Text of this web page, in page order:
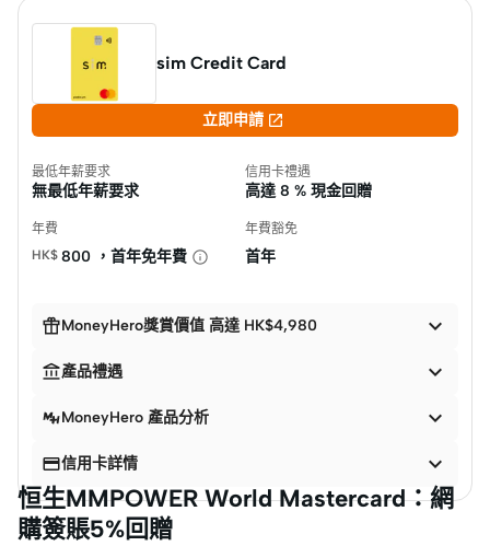
sim Credit Card
立即申請 
最低年薪要求
無最低年薪要求
信用卡禮遇
高達 8 % 現金回贈
年費
HK$ 800 ，首年免年費
年費豁免
首年
MoneyHero獎賞價值 高達 HK$4,980 
產品禮遇 
MoneyHero 產品分析 
信用卡詳情 
恒生MMPOWER World Mastercard：網
購簽賬5%回贈